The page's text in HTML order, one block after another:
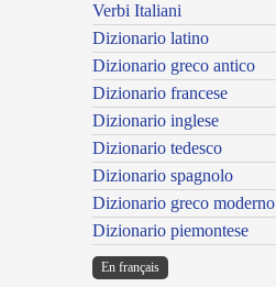
Verbi Italiani
Dizionario latino
Dizionario greco antico
Dizionario francese
Dizionario inglese
Dizionario tedesco
Dizionario spagnolo
Dizionario greco moderno
Dizionario piemontese
En français